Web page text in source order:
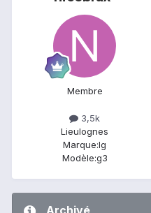
Membre
3,5k
Lieulognes
Marque:lg
Modèle:g3
Archivé